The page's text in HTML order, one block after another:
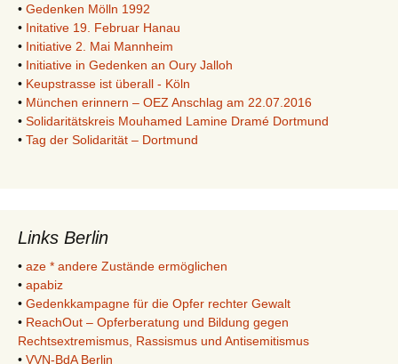
• Gedenken Mölln 1992
• Initative 19. Februar Hanau
• Initiative 2. Mai Mannheim
• Initiative in Gedenken an Oury Jalloh
• Keupstrasse ist überall - Köln
• München erinnern – OEZ Anschlag am 22.07.2016
• Solidaritätskreis Mouhamed Lamine Dramé Dortmund
• Tag der Solidarität – Dortmund
Links Berlin
• aze * andere Zustände ermöglichen
• apabiz
• Gedenkkampagne für die Opfer rechter Gewalt
• ReachOut – Opferberatung und Bildung gegen
Rechtsextremismus, Rassismus und Antisemitismus
• VVN-BdA Berlin